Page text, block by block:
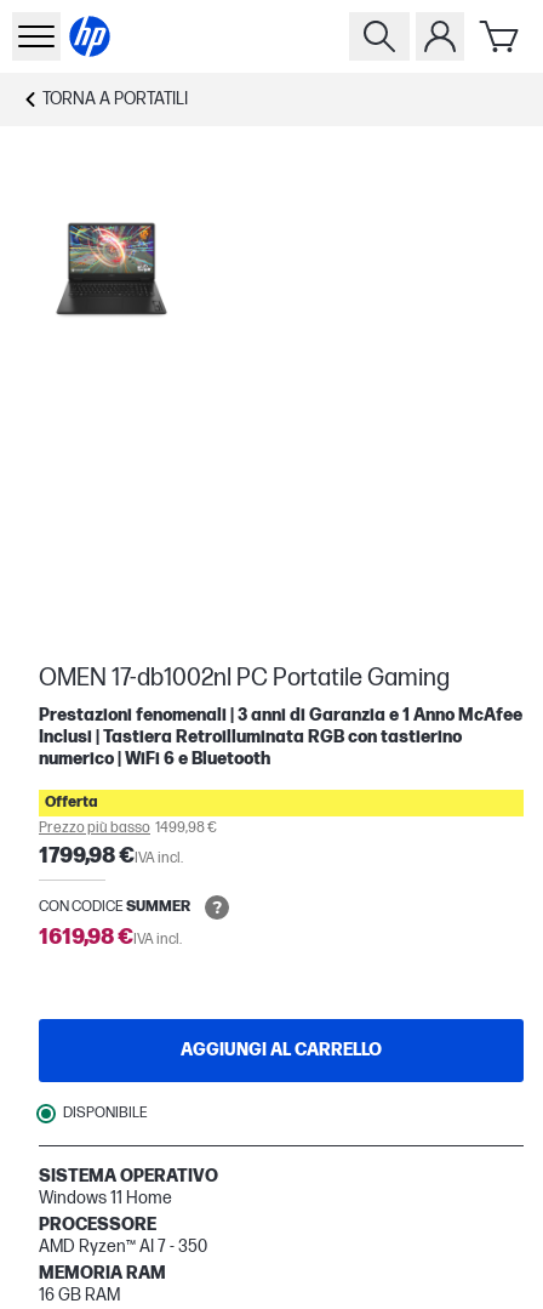
TORNA A PORTATILI
OMEN 17-db1002nl PC Portatile Gaming
Prestazioni fenomenali | 3 anni di Garanzia e 1 Anno McAfee
Inclusi | Tastiera Retroilluminata RGB con tastierino
numerico | WiFi 6 e Bluetooth
Offerta
Prezzo più basso 1499,98 €
1799,98 €IVA incl.
CON CODICESUMMER
1619,98 €IVA incl.
AGGIUNGI AL CARRELLO
DISPONIBILE
SISTEMA OPERATIVO
Windows 11 Home
PROCESSORE
AMD Ryzen™ AI 7 - 350
MEMORIA RAM
16 GB RAM